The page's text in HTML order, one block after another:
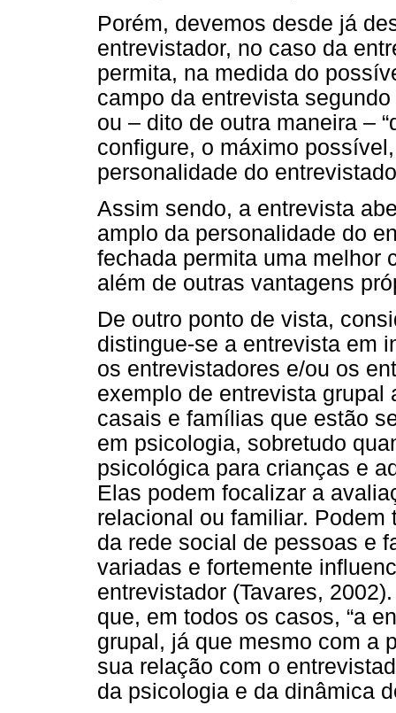
Porém, devemos desde já
entrevistador, no caso da
permita, na medida do
campo da entrevista
ou – dito de outra maneira –
configure, o máximo
personalidade do
Assim sendo, a entrevista
amplo da personalidade do
fechada permita uma melhor
além de outras vantagens
De outro ponto de vista,
distingue-se a entrevista em
os entrevistadores e/ou os
exemplo de entrevista
casais e famílias que estão
em psicologia, sobretudo
psicológica para crianças e
Elas podem focalizar a
relacional ou familiar.
da rede social de pessoas e
variadas e fortemente
entrevistador (Tavares,
que, em todos os casos, “a
grupal, já que mesmo com a
sua relação com o
da psicologia e da dinâmica